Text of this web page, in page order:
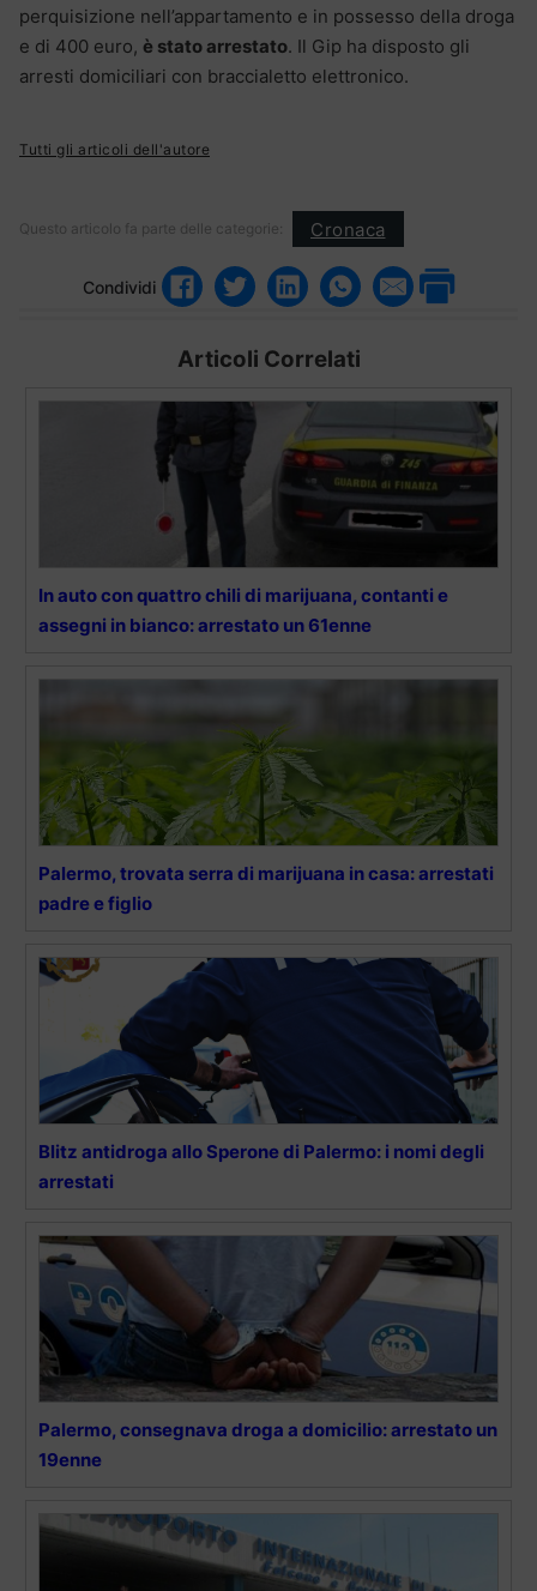
perquisizione nell’appartamento e in possesso della droga
e di 400 euro, è stato arrestato. Il Gip ha disposto gli
arresti domiciliari con braccialetto elettronico.
Tutti gli articoli dell'autore
Questo articolo fa parte delle categorie: Cronaca
Condividi
Articoli Correlati
In auto con quattro chili di marijuana, contanti e
assegni in bianco: arrestato un 61enne
Palermo, trovata serra di marijuana in casa: arrestati
padre e figlio
Blitz antidroga allo Sperone di Palermo: i nomi degli
arrestati
Palermo, consegnava droga a domicilio: arrestato un
19enne